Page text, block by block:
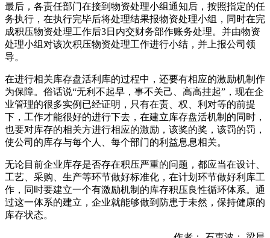
最后，各责任部门在接到物资处理小组通知后，按照指定的任
务执行，在执行完毕后将处理结果报物资处理小组，同时在完
成积压物资处理工作后3日内交财务部作账务处理。并由物资
处理小组对该次积压物资处理工作进行小结，并上报公司领
导。
在进行相关库存盘活利库的过程中，还要有相应的激励机制作
为保障。俗话说“无利不起早，事不关己、高高挂起”，现在企
业管理的很多实例已经证明，只有在责、权、利对等的前提
下，工作才能很好的进行下去，在建立库存盘活机制的同时，
也要对库存的相关方进行相应的激励，该奖的奖，该罚的罚，
使公司的库存与每个人、每个部门的利益息息相关。
无论目前企业库存是否存在积压严重的问题，都应当在设计、
工艺、采购、生产等环节做好标准化，在计划环节做好利库工
作，同时要建立一个有激励机制的库存积压良性循环体系。通
过这一体系的建立，企业就能够做到防患于未然，保持健康的
库存状态。